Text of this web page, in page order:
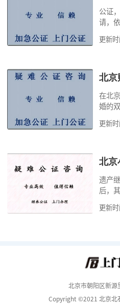
公证
请，
高公
很多
家，
道北
要多
更新
北京
在北
婚的
式，
但是
料外
京婚
有利
更新
北京
遗产
后，
的证
拿着
费。
更新
北京市朝阳区新源
Copyright ©2021 北京北